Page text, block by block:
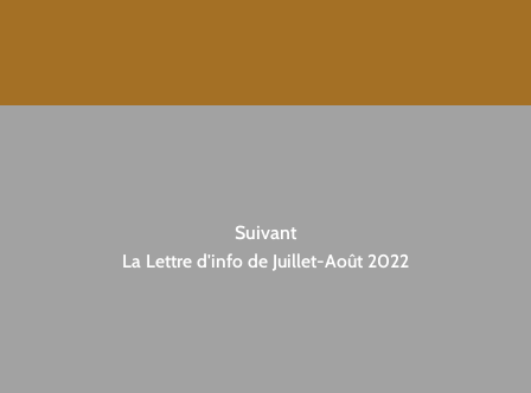
Suivant
La Lettre d'info de Juillet-Août 2022